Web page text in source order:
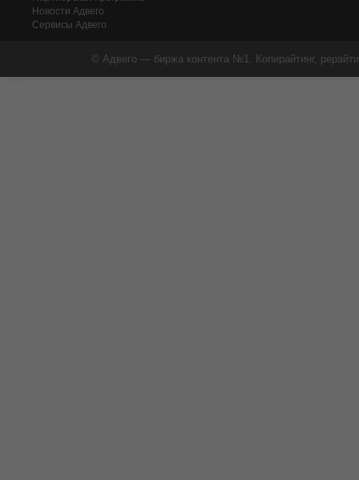
Новости Адвего
Сервисы Адвего
© Адвего — биржа контента №1. Копирайтинг,